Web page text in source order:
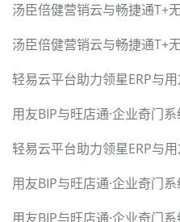
轻易云平台助力领星ERP与
用友BIP与旺店通·企业奇门
轻易云平台助力领星ERP与
用友BIP与旺店通·企业奇门
用友BIP与旺店通·企业奇门